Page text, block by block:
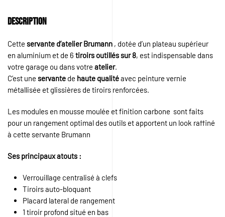
Description
Cette servante d’atelier Brumann , dotée d’un plateau supérieur
en aluminium et de 6 tiroirs outillés sur 8, est indispensable dans
votre garage ou dans votre atelier.
C’est une servante de haute qualitéavec peinture vernie
métallisée et glissières de tiroirs renforcées.
Les modules en mousse moulée et finition carbone sont faits
pour un rangement optimal des outils et apportent un look raffiné
à cette servante Brumann
Ses principaux atouts :
Verrouillage centralisé à clefs
Tiroirs auto-bloquant
Placard lateral de rangement
1 tiroir profond situé en bas